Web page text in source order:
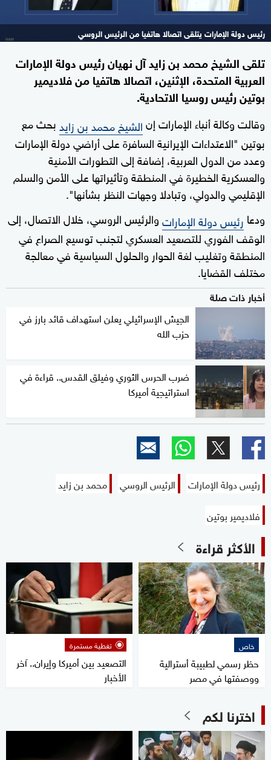
رئيس دولة الإمارات يتلقى اتصالا هاتفيا من الرئيس الروسي
تلقى الشيخ محمد بن زايد آل نهيان رئيس دولة الإمارات
العربية المتحدة، الإثنين، اتصالا هاتفيا من فلاديمير
بوتين رئيس روسيا الاتحادية.
وقالت وكالة أنباء الإمارات إنالشيخ محمد بن زايدبحث مع
بوتين "الاعتداءات الإيرانية السافرة على أراضي دولة الإمارات
وعدد من الدول العربية، إضافة إلى التطورات الأمنية
والعسكرية الخطيرة في المنطقة وتأثيراتها على الأمن والسلم
الإقليمي والدولي، وتبادلا وجهات النظر بشأنها".
ودعا رئيس دولة الإماراتوالرئيس الروسي، خلال الاتصال، إلى
الوقف الفوري للتصعيد العسكري لتجنب توسيع الصراع في
المنطقة وتغليب لغة الحوار والحلول السياسية في معالجة
مختلف القضايا.
أخبار ذات صلة
الجيش الإسرائيلي يعلن استهداف قائد بارز في
حزب الله
ضرب الحرس الثوري وفيلق القدس.. قراءة في
استراتيجية أميركا
رئيس دولة الإمارات الرئيس الروسي
محمد بن زايد
فلاديمير بوتين
الأكثر قراءة
خاص
حظر رسمي لطبيبة أسترالية
ووصفتها في مصر
تغطية مستمرة
التصعيد بين أميركا وإيران.. آخر
الأخبار
اخترنا لكم